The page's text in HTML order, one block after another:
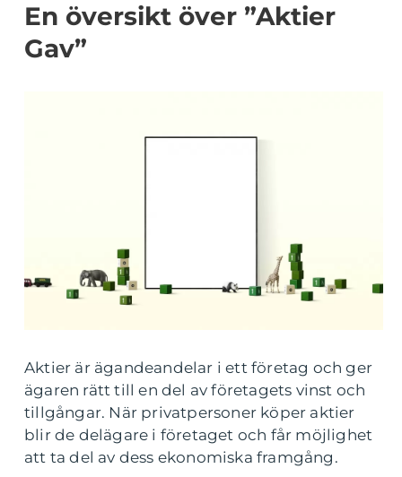
En översikt över ”Aktier
Gav”
Aktier är ägandeandelar i ett företag och ger
ägaren rätt till en del av företagets vinst och
tillgångar. När privatpersoner köper aktier
blir de delägare i företaget och får möjlighet
att ta del av dess ekonomiska framgång.